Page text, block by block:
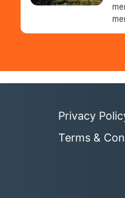
Privacy
Terms &